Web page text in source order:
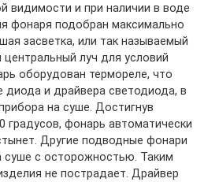
видимости и при наличии в воде
фонаря подобран максимально
засветка, или так называемый
луч для условий
оборудован термореле, что
диода и драйвера светодиода, в
на суше. Достигнув
градусов, фонарь автоматически
Другие подводные фонари
суше с осторожностью. Таким
не пострадает. Драйвер